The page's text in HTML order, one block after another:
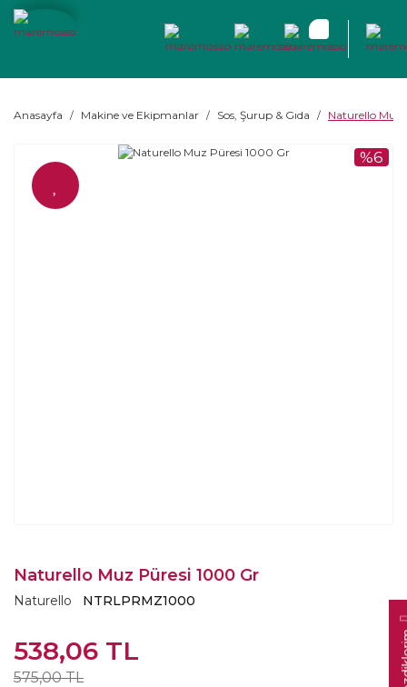
Anasayfa Makine ve Ekipmanlar Sos, Şurup & Gıda Naturello Muz
%6
Naturello Muz Püresi 1000 Gr
Naturello NTRLPRMZ1000
538,06 TL
575,00 TL